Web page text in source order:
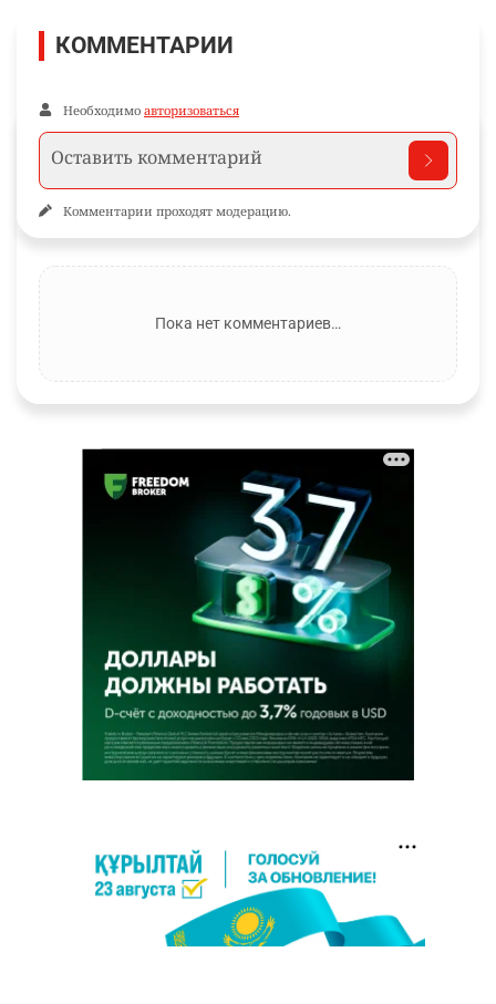
КОММЕНТАРИИ
Необходимо авторизоваться
Комментарии проходят модерацию.
Пока нет комментариев…